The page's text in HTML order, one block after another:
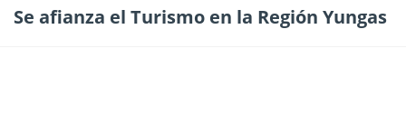
Se afianza el Turismo en la Región Yungas